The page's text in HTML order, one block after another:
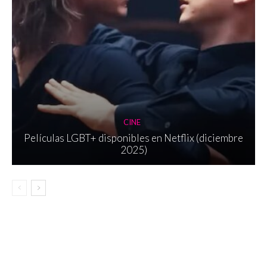
CINE
Películas LGBT+ disponibles en Netflix (diciembre
2025)